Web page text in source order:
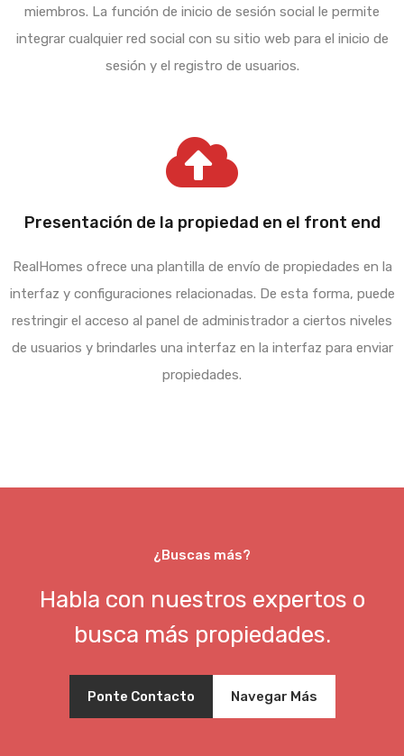
miembros. La función de inicio de sesión social le permite
integrar cualquier red social con su sitio web para el inicio de
sesión y el registro de usuarios.
Presentación de la propiedad en el front end
RealHomes ofrece una plantilla de envío de propiedades en la
interfaz y configuraciones relacionadas. De esta forma, puede
restringir el acceso al panel de administrador a ciertos niveles
de usuarios y brindarles una interfaz en la interfaz para enviar
propiedades.
¿Buscas más?
Habla con nuestros expertos o
busca más propiedades.
Ponte Contacto Navegar Más